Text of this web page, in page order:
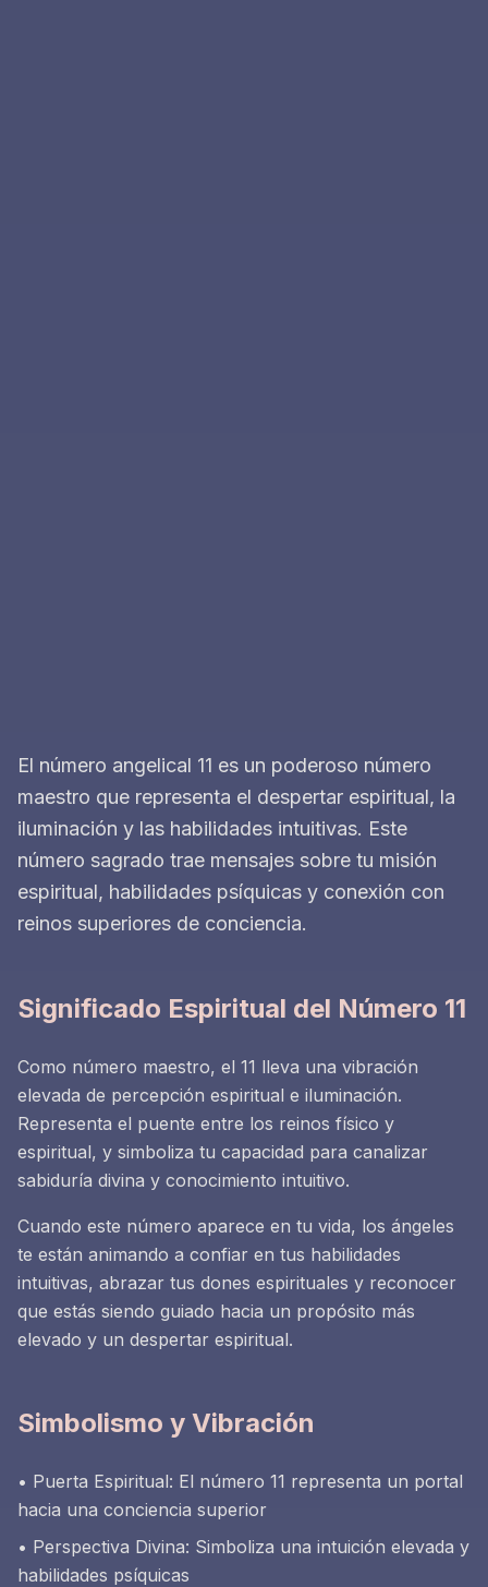
El número angelical 11 es un poderoso número
maestro que representa el despertar espiritual, la
iluminación y las habilidades intuitivas. Este
número sagrado trae mensajes sobre tu misión
espiritual, habilidades psíquicas y conexión con
reinos superiores de conciencia.
Significado Espiritual del Número 11
Como número maestro, el 11 lleva una vibración
elevada de percepción espiritual e iluminación.
Representa el puente entre los reinos físico y
espiritual, y simboliza tu capacidad para canalizar
sabiduría divina y conocimiento intuitivo.
Cuando este número aparece en tu vida, los ángeles
te están animando a confiar en tus habilidades
intuitivas, abrazar tus dones espirituales y reconocer
que estás siendo guiado hacia un propósito más
elevado y un despertar espiritual.
Simbolismo y Vibración
• Puerta Espiritual: El número 11 representa un portal
hacia una conciencia superior
• Perspectiva Divina: Simboliza una intuición elevada y
habilidades psíquicas